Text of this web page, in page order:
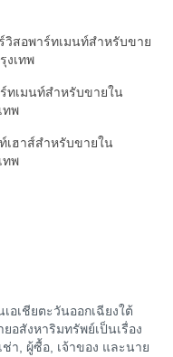
วิสอพาร์ทเมนท์สำหรับขาย
งเทพ
ทเมนท์สำหรับขายใน
ทพ
เฮาส์สำหรับขายใน
ทพ
อเชียตะวันออกเฉียงใต้
อสังหาริมทรัพย์เป็นเรื่อง
า, ผู้ซื้อ, เจ้าของ และนาย